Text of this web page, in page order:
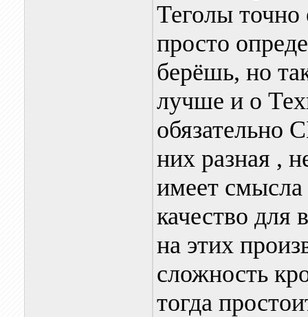
Теголы точно
просто
берёшь, но
лучше и о
обязательно
них разная ,
имеет
качество для
на этих
сложность
тогда